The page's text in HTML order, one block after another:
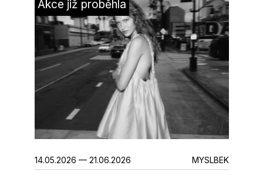
14.05.2026 — 21.06.2026 MYSLBEK
Akce již proběhla